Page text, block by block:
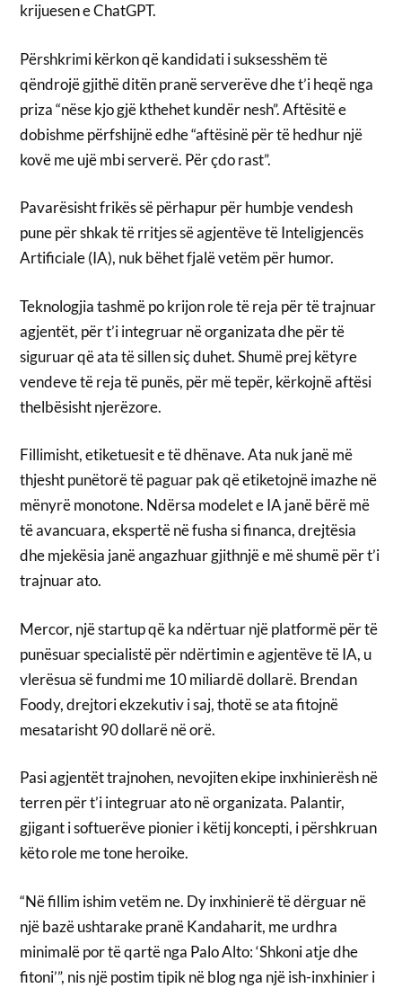
krijuesen e ChatGPT.
Përshkrimi kërkon që kandidati i suksesshëm të
qëndrojë gjithë ditën pranë serverëve dhe t’i heqë nga
priza “nëse kjo gjë kthehet kundër nesh”. Aftësitë e
dobishme përfshijnë edhe “aftësinë për të hedhur një
kovë me ujë mbi serverë. Për çdo rast”.
Pavarësisht frikës së përhapur për humbje vendesh
pune për shkak të rritjes së agjentëve të Inteligjencës
Artificiale (IA), nuk bëhet fjalë vetëm për humor.
Teknologjia tashmë po krijon role të reja për të trajnuar
agjentët, për t’i integruar në organizata dhe për të
siguruar që ata të sillen siç duhet. Shumë prej këtyre
vendeve të reja të punës, për më tepër, kërkojnë aftësi
thelbësisht njerëzore.
Fillimisht, etiketuesit e të dhënave. Ata nuk janë më
thjesht punëtorë të paguar pak që etiketojnë imazhe në
mënyrë monotone. Ndërsa modelet e IA janë bërë më
të avancuara, ekspertë në fusha si financa, drejtësia
dhe mjekësia janë angazhuar gjithnjë e më shumë për t’i
trajnuar ato.
Mercor, një startup që ka ndërtuar një platformë për të
punësuar specialistë për ndërtimin e agjentëve të IA, u
vlerësua së fundmi me 10 miliardë dollarë. Brendan
Foody, drejtori ekzekutiv i saj, thotë se ata fitojnë
mesatarisht 90 dollarë në orë.
Pasi agjentët trajnohen, nevojiten ekipe inxhinierësh në
terren për t’i integruar ato në organizata. Palantir,
gjigant i softuerëve pionier i këtij koncepti, i përshkruan
këto role me tone heroike.
“Në fillim ishim vetëm ne. Dy inxhinierë të dërguar në
një bazë ushtarake pranë Kandaharit, me urdhra
minimalë por të qartë nga Palo Alto: ‘Shkoni atje dhe
fitoni’”, nis një postim tipik në blog nga një ish-inxhinier i